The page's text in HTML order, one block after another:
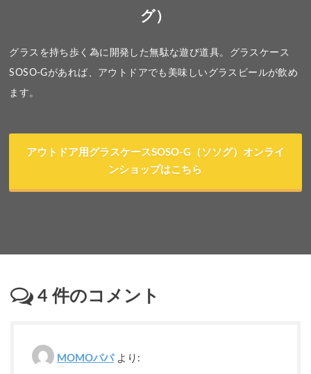
グ）
グラスを持ち歩く為に開発した無駄な遊び道具。グラスケース
SOSO-Gがあれば、アウトドアでも美味しいグラスビールが飲め
ます。
アウトドア用グラスケースSOSO-G（ソソグ）オンライ
ンショップはこちら
4 件のコメント
MOMOパパ より: